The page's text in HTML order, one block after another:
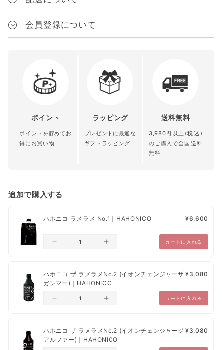
4562167341472
対象 送料
¥3,980未満の場合
都道府県別送料（下記表参
照）
離島
城県 山形県
福島県
越 中部 関西
中国 四国 九
州
おります。
【クレジットカード決済・あと払い（ペイディ）・PayPay・楽天
ペイ・代金引換】ご注文日から、1営業日～10営業日以内に発送
【コンビニ決済】ご入金確認から、1営業日～10営業日以内で発送
ペーパーレス推奨のため納品書・領収書は未同梱でございま
す。
一部出荷が遅れる商品に関しては、別途のご連絡をいたしま
す。
会員登録について
会員限定クーポンの発行
お気に入り商品の登録
ポイント
ポイントを貯めてお
得にお買い物
ラッピング
プレゼントに最適な
ギフトラッピング
送料無料
3,980円以上(税込)
のご購入で全国送料
無料
追加で購入する
ハホニコ ラメラメ No.1｜HAHONICO ¥6,600
カートに入れる
ハホニコ ザ ラメラメNo.2 (イオンチェンジャーザ
ガンマー)｜HAHONICO
¥3,080
カートに入れる
ハホニコ ザ ラメラメNo.2 (イオンチェンジャージ
アルファー)｜HAHONICO
¥3,080